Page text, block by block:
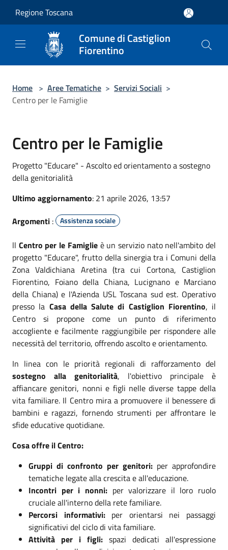
Regione Toscana
Comune di Castiglion
Fiorentino
Home > Aree Tematiche > Servizi Sociali >
Centro per le Famiglie
Centro per le Famiglie
Progetto "Educare" - Ascolto ed orientamento a sostegno
della genitorialità
Ultimo aggiornamento: 21 aprile 2026, 13:57
Argomenti : Assistenza sociale
ll Centro per le Famiglieè un servizio nato nell'ambito del
progetto "Educare", frutto della sinergia tra i Comuni della
Zona Valdichiana Aretina (tra cui Cortona, Castiglion
Fiorentino, Foiano della Chiana, Lucignano e Marciano
della Chiana) e l'Azienda USL Toscana sud est. Operativo
presso la Casa della Salute di Castiglion Fiorentino, il
Centro si propone come un punto di riferimento
accogliente e facilmente raggiungibile per rispondere alle
necessità del territorio, offrendo ascolto e orientamento.
In linea con le priorità regionali di rafforzamento del
sostegno alla genitorialità, l'obiettivo principale è
affiancare genitori, nonni e figli nelle diverse tappe della
vita familiare. Il Centro mira a promuovere il benessere di
bambini e ragazzi, fornendo strumenti per affrontare le
sfide educative quotidiane.
Cosa offre il Centro:
Gruppi di confronto per genitori: per approfondire
tematiche legate alla crescita e all'educazione.
Incontri per i nonni:per valorizzare il loro ruolo
cruciale all'interno della rete familiare.
Percorsi informativi:per orientarsi nei passaggi
significativi del ciclo di vita familiare.
Attività per i figli: spazi dedicati all'espressione